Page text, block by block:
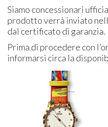
Siamo concessionari
prodotto verrà inviato
dal certificato di garanzia.
Prima di procedere con
informarsi circa la